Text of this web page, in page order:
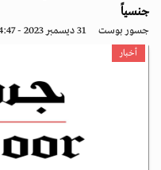
جنسياً
جسور بوست 31 ديسمبر 2023 - 14:47
أخبار